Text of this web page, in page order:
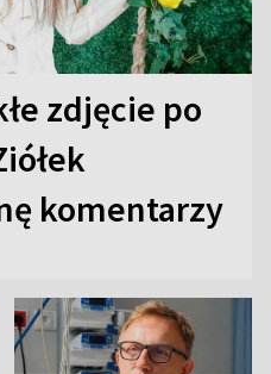
zdjęcie po
komentarzy